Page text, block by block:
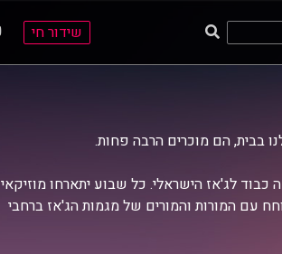
שידור חי
בבית, הם מוכרים הרבה פחות.
לג'אז הישראלי. כל שבוע יתארחו מוזיקאי
עם המורות והמורים של מגמות הג'אז ברחבי